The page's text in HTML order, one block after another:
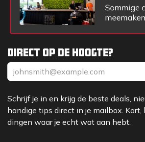
Direct op de hoogte?
Schrijf je in en krijg de beste deals,
handige tips direct in je mailbox.
dingen waar je echt wat aan hebt.